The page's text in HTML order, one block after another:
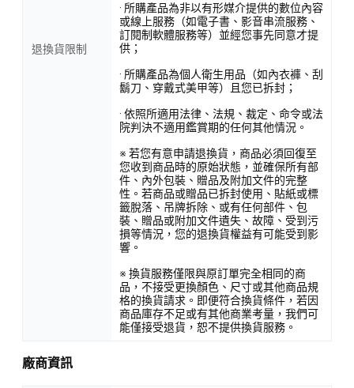
退換貨限制
· 所購產品為非以有形媒介提供的數位內容
或線上服務（如電子書、影音串流服務、
訂閱制軟體服務等）並經您事先同意才提
供；
· 所購產品為個人衛生用品（如內衣褲、刮
鬍刀、穿戴式美甲等）且您已拆封；
· 依照所適用法律、法規、裁定、命令或法
院判決不適用鑑賞期的任何其他情況。
※ 若您有意申請退換貨，商品必須回復至
您收到商品時的原始狀態，並確保所有部
件、內外包裝、贈品及附加文件的完整
性。若商品或贈品已拆封使用、貼紙或標
籤脫落、吊牌拆除、或有任何部件、包
裝、贈品或附加文件遺失、故障、受到污
損等情況，您的退換貨權益有可能受到影
響。
※ 換貨服務僅限與原訂單完全相同的商
品，不接受更換顏色、尺寸或其他商品規
格的換貨請求。即便符合換貨條件，若因
商品庫存不足或有其他商業考量，我們可
能僅接受退貨，恕不提供換貨服務。
廠商資訊